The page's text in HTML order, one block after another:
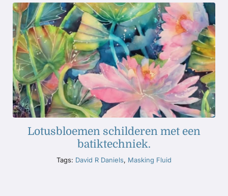
Lotusbloemen schilderen met een
batiktechniek.
Tags: David R Daniels, Masking Fluid